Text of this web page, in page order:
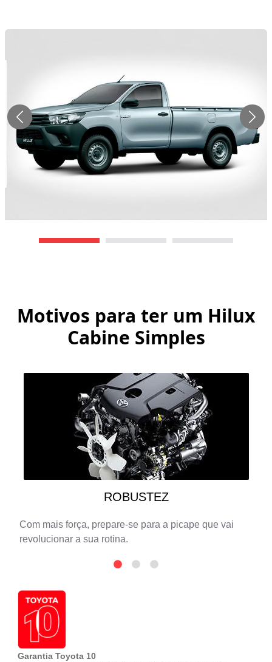
Motivos para ter um Hilux
Cabine Simples
ROBUSTEZ
Com mais força, prepare-se para a picape que vai
revolucionar a sua rotina.
Garantia Toyota 10